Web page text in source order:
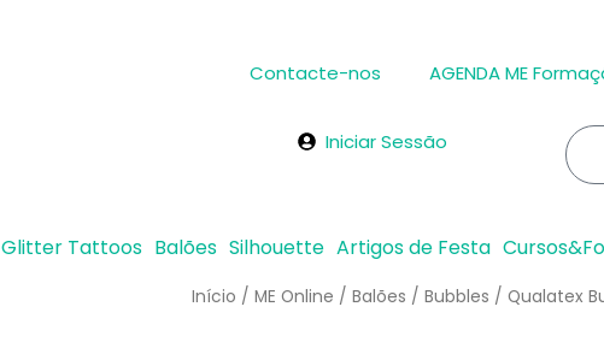
Contacte-nos
AGENDA ME
Iniciar Sessão
Glitter Tattoos Balões Silhouette Artigos de Festa
Início / ME Online / Balões / Bubbles / Qualatex